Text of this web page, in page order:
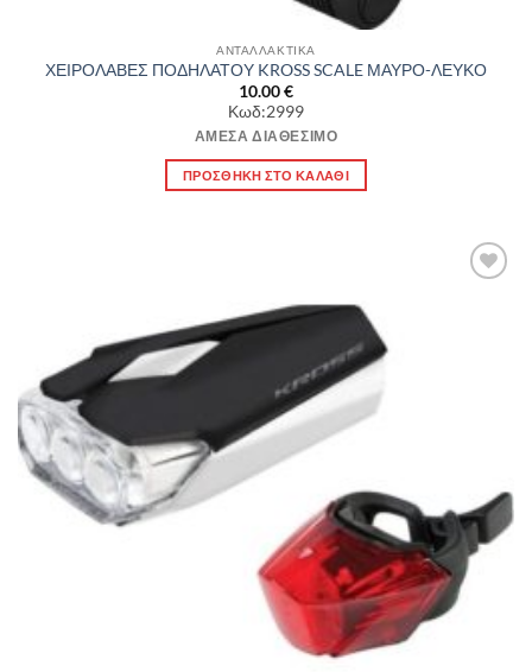
ΑΝΤΑΛΛΑΚΤΙΚΑ
ΧΕΙΡΟΛΑΒΕΣ ΠΟΔΗΛΑΤΟΥ KROSS SCALE ΜΑΥΡΟ-ΛΕΥΚΟ
10.00€
Κωδ:2999
ΆΜΕΣΑ ΔΙΑΘΈΣΙΜΟ
ΠΡΟΣΘΉΚΗ ΣΤΟ ΚΑΛΆΘΙ